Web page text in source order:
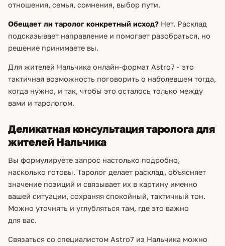
отношения, семья, сомнения, выбор пути.
Обещает ли таролог конкретный исход? Нет. Расклад
подсказывает направление и помогает разобраться, но
решение принимаете вы.
Для жителей Нальчика онлайн-формат Astro7 - это
тактичная возможность поговорить о наболевшем тогда,
когда нужно, и так, чтобы это осталось только между
вами и тарологом.
Деликатная консультация таролога для
жителей Нальчика
Вы формулируете запрос настолько подробно,
насколько готовы. Таролог делает расклад, объясняет
значение позиций и связывает их в картину именно
вашей ситуации, сохраняя спокойный, тактичный тон.
Можно уточнять и углубляться там, где это важно
для вас.
Связаться со специалистом Astro7 из Нальчика можно